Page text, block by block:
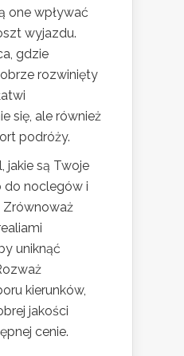
one wpływać
wyjazdu.
gdzie
rozwinięty
się, ale również
podróży.
jakie są Twoje
do noclegów i
Zrównoważ
uniknąć
kierunków,
jakości
cenie.